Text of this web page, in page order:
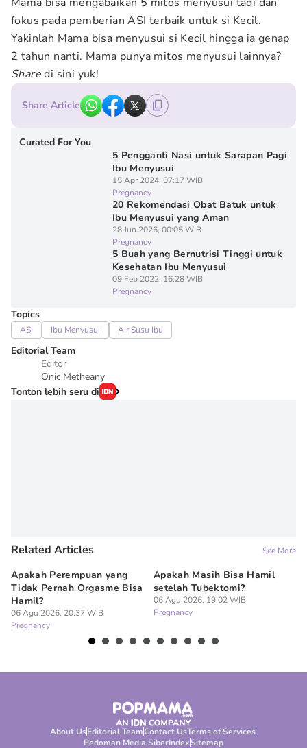
fokus pada pemberian ASI terbaik untuk si Kecil.
Yakinlah Mama bisa menyusui si Kecil hingga ia genap
2 tahun nanti. Mama punya mitos menyusui lainnya?
Sharedi sini yuk!
Share Article
Curated For You
5 Pengganti Nasi untuk Sarapan Pagi
Ibu Menyusui
15 Apr 2024, 07:17 WIB
Pregnancy
20 Rekomendasi Obat Batuk untuk
Ibu Menyusui yang Aman
28 Jun 2026, 00:05 WIB
Pregnancy
5 Buah yang Bernutrisi Tinggi untuk
Kesehatan Ibu Menyusui
09 Feb 2022, 16:28 WIB
Pregnancy
Topics
ASI Ibu Menyusui Air Susu Ibu
Editorial Team
Editor
Onic Metheany
Tonton lebih seru di
Related Articles See More
Apakah Perempuan yang
Tidak Pernah Orgasme Bisa
Hamil?
06 Agu 2026, 20:37 WIB
Pregnancy
Apakah Masih Bisa Hamil
setelah Tubektomi?
06 Agu 2026, 19:02 WIB
Pregnancy
About UsEditorial TeamContact UsTerms of Services
Pedoman Media SiberIndexSitemap